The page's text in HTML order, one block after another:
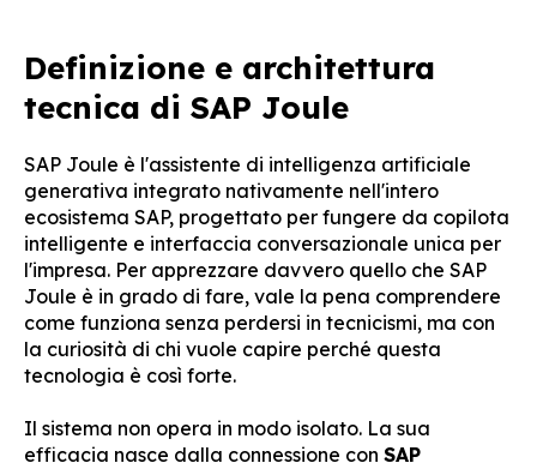
Definizione e architettura
tecnica di SAP Joule
SAP Joule è l'assistente di intelligenza artificiale
generativa integrato nativamente nell'intero
ecosistema SAP, progettato per fungere da copilota
intelligente e interfaccia conversazionale unica per
l'impresa. Per apprezzare davvero quello che SAP
Joule è in grado di fare, vale la pena comprendere
come funziona senza perdersi in tecnicismi, ma con
la curiosità di chi vuole capire perché questa
tecnologia è così forte.
Il sistema non opera in modo isolato. La sua
efficacia nasce dalla connessione con SAP